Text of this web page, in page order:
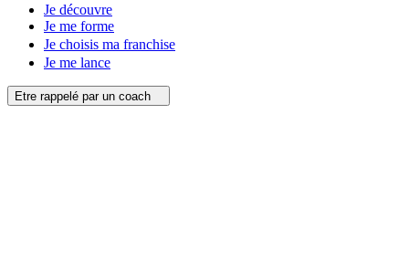
Je découvre
Je me forme
Je choisis ma franchise
Je me lance
Etre rappelé par un coach